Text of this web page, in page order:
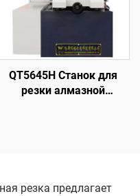
QT5645H Станок для
резки алмазной
резка предлагает